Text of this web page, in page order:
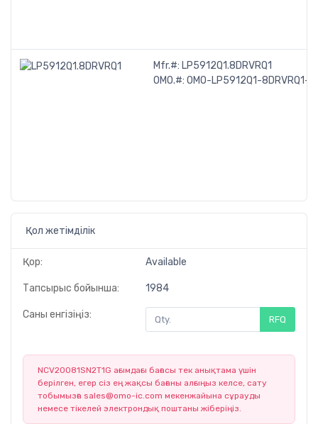
Mfr.#: LP5912Q1.8DRVRQ1
OMO.#: OMO-LP5912Q1-8DRVRQ1-
Қол жетімділік
Қор: Available
Тапсырыс бойынша: 1984
Саны енгізіңіз: RFQ
NCV20081SN2T1G ағымдағы бағасы тек анықтама үшін
берілген, егер сіз ең жақсы бағаны алғыңыз келсе, сату
тобымызға sales@omo-ic.com мекенжайына сұрауды
немесе тікелей электрондық поштаны жіберіңіз.